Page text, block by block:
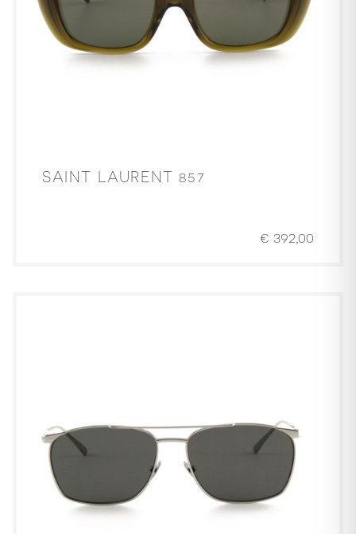
SAINT LAURENT 857
€ 392,00